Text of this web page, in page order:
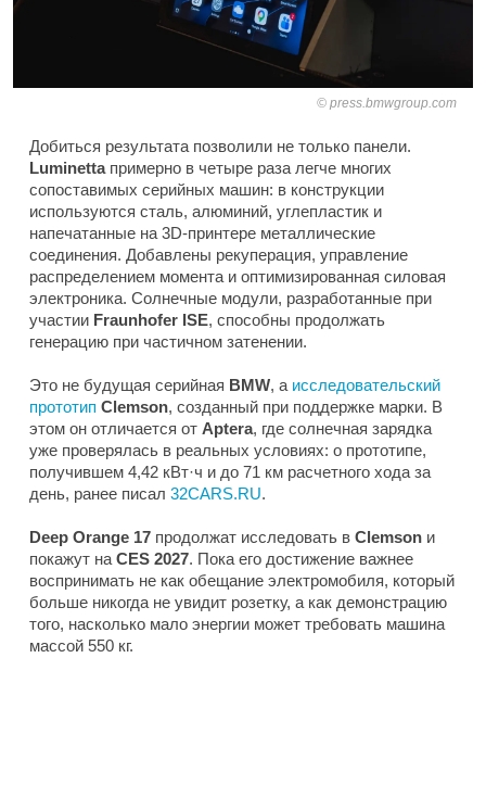
press.bmwgroup.com
Добиться результата позволили не только панели.
Luminettaпримерно в четыре раза легче многих
сопоставимых серийных машин: в конструкции
используются сталь, алюминий, углепластик и
напечатанные на 3D-принтере металлические
соединения. Добавлены рекуперация, управление
распределением момента и оптимизированная силовая
электроника. Солнечные модули, разработанные при
участии Fraunhofer ISE, способны продолжать
генерацию при частичном затенении.
Это не будущая серийная BMW, а исследовательский
прототип Clemson, созданный при поддержке марки. В
этом он отличается от Aptera, где солнечная зарядка
уже проверялась в реальных условиях: о прототипе,
получившем 4,42 кВт·ч и до 71 км расчетного хода за
день, ранее писал 32CARS.RU.
Deep Orange 17 продолжат исследовать в Clemson и
покажут на CES 2027. Пока его достижение важнее
воспринимать не как обещание электромобиля, который
больше никогда не увидит розетку, а как демонстрацию
того, насколько мало энергии может требовать машина
массой 550 кг.